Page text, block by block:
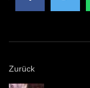
Zurück